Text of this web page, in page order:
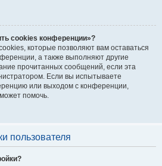
cookies конференции»?
которые позволяют вам оставаться
а также выполняют другие
прочитанных сообщений, если эта
Если вы испытываете
или выходом с конференции,
помочь.
пользователя